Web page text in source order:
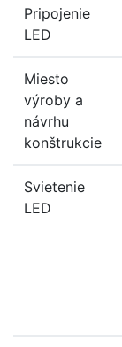
Pripojenie
LED
Miesto
výroby a
návrhu
konštrukcie
Svietenie
LED